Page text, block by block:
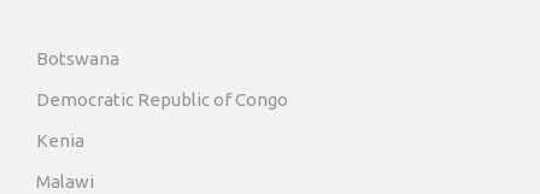
Botswana
Democratic Republic of Congo
Kenia
Malawi